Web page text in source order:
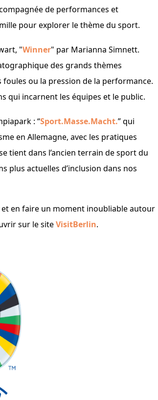
de performances et
pour explorer le thème du sport.
"Winner" par Marianna Simnett.
des grands thèmes
ou la pression de la performance.
qui incarnent les équipes et le public.
: “Sport.Masse.Macht.” qui
en Allemagne, avec les pratiques
tient dans l’ancien terrain de sport du
plus actuelles d’inclusion dans nos
et en faire un moment inoubliable autour
sur le siteVisitBerlin.